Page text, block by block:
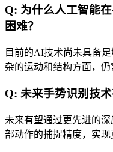
Q: 为什么人工智能
困难？
目前的AI技术尚未具备
杂的运动和结构方面，仍
Q: 未来手势识别技
未来有望通过更先进的
部动作的捕捉精度，实现